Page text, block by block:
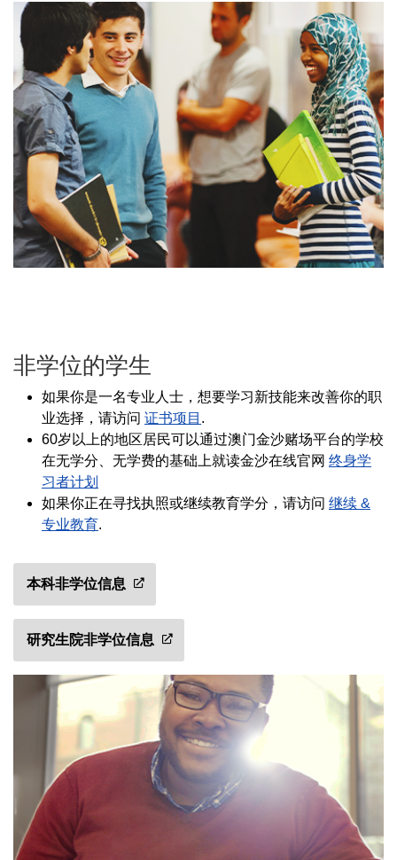
非学位的学生
如果你是一名专业人士，想要学习新技能来改善你的职
业选择，请访问 证书项目 .
60岁以上的地区居民可以通过澳门金沙赌场平台的学校
在无学分、无学费的基础上就读金沙在线官网 终身学
习者计划
如果你正在寻找执照或继续教育学分，请访问 继续 &
专业教育.
本科非学位信息
研究生院非学位信息